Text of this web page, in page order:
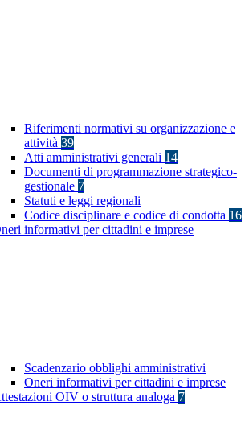
Riferimenti normativi su organizzazione e
attività 39
Atti amministrativi generali 14
Documenti di programmazione strategico-
gestionale 7
Statuti e leggi regionali
Codice disciplinare e codice di condotta 16
informativi per cittadini e imprese
Scadenzario obblighi amministrativi
Oneri informativi per cittadini e imprese
OIV o struttura analoga 7